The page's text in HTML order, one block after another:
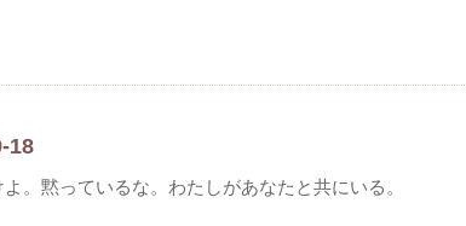
18
。黙っているな。わたしがあなたと共にいる。